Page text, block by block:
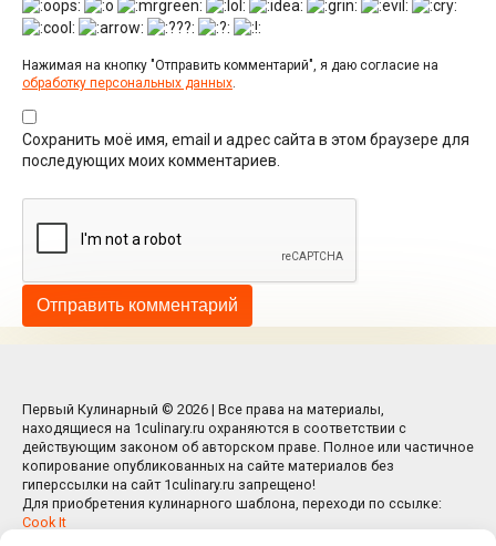
Нажимая на кнопку "Отправить комментарий", я даю согласие на
обработку персональных данных.
Сохранить моё имя, email и адрес сайта в этом браузере для
последующих моих комментариев.
Первый Кулинарный © 2026 | Все права на материалы,
находящиеся на 1culinary.ru охраняются в соответствии с
действующим законом об авторском праве. Полное или частичное
копирование опубликованных на сайте материалов без
гиперссылки на сайт 1culinary.ru запрещено!
Для приобретения кулинарного шаблона, переходи по ссылке:
Cook It